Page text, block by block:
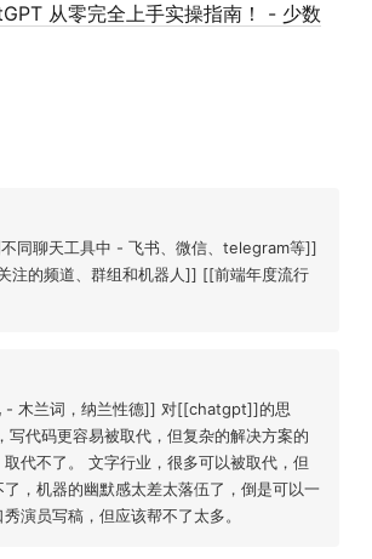
从零完全上手实操指南！ - 少数
同聊天工具中 - 飞书、微信、telegram等]]
注的频道、群组和机器人]] [[前端年度流行
- 木兰词，纳兰性德]] 对[[chatgpt]]的思
写代码更容易被取代，但复杂的解决方案的
代不了。 文字行业，很多可以被取代，但
，机器的幽默感太差太落伍了，倒是可以一
演员写稿，但应该帮不了太多。